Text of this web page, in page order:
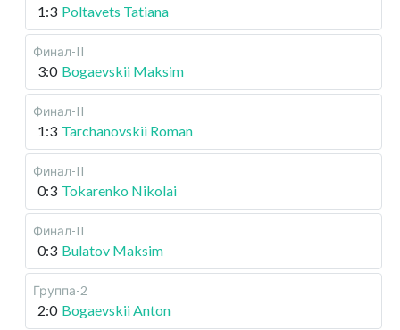
1:3 Poltavets Tatiana
Финал-II
3:0 Bogaevskii Maksim
Финал-II
1:3 Tarchanovskii Roman
Финал-II
0:3 Tokarenko Nikolai
Финал-II
0:3 Bulatov Maksim
Группа-2
2:0 Bogaevskii Anton